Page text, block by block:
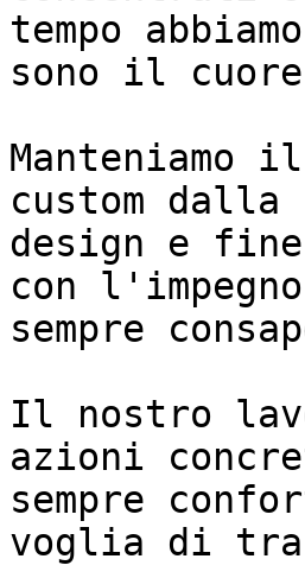
tempo
sono il
Manteniamo
custom
design e
con
sempre
Il nostro
azioni
sempre
voglia di